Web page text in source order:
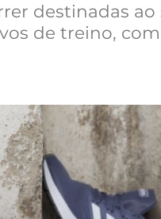
destinadas ao
de treino,